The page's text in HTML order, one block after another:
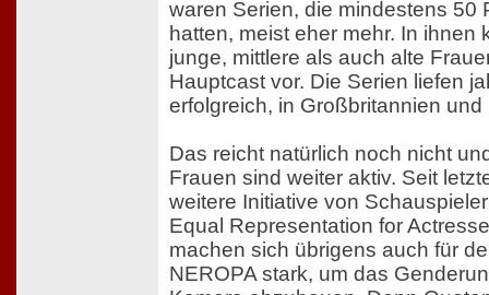
waren Serien, die mindestens 50
hatten, meist eher mehr. In ihnen
junge, mittlere als auch alte
Hauptcast vor. Die Serien liefen
erfolgreich, in Großbritannien und
Das reicht natürlich noch nicht
Frauen sind weiter aktiv. Seit
weitere Initiative von
Equal Representation for
machen sich übrigens auch für
NEROPA stark, um das